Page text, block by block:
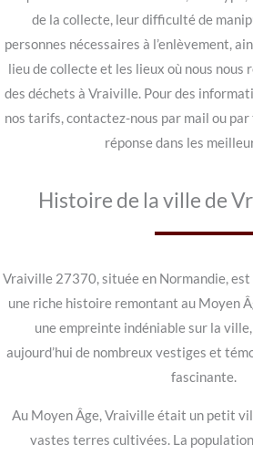
de la collecte, leur difficulté de
personnes nécessaires à l’enlèvement,
lieu de collecte et les lieux où nous nous
des déchets à Vraiville. Pour des
nos tarifs, contactez-nous par mail ou
réponse dans les
Histoire de la ville de
Vraiville 27370, située en Normandie, est
une riche histoire remontant au Moyen
une empreinte indéniable sur la
aujourd’hui de nombreux vestiges et
fascinante.
Au Moyen Âge, Vraiville était un petit
vastes terres cultivées. La